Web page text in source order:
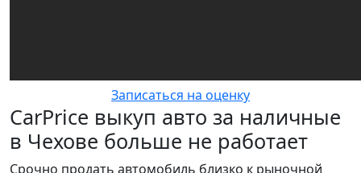
Записаться на оценку
CarPrice выкуп авто за наличные
в Чехове больше не работает
Срочно продать автомобиль близко к рыночной